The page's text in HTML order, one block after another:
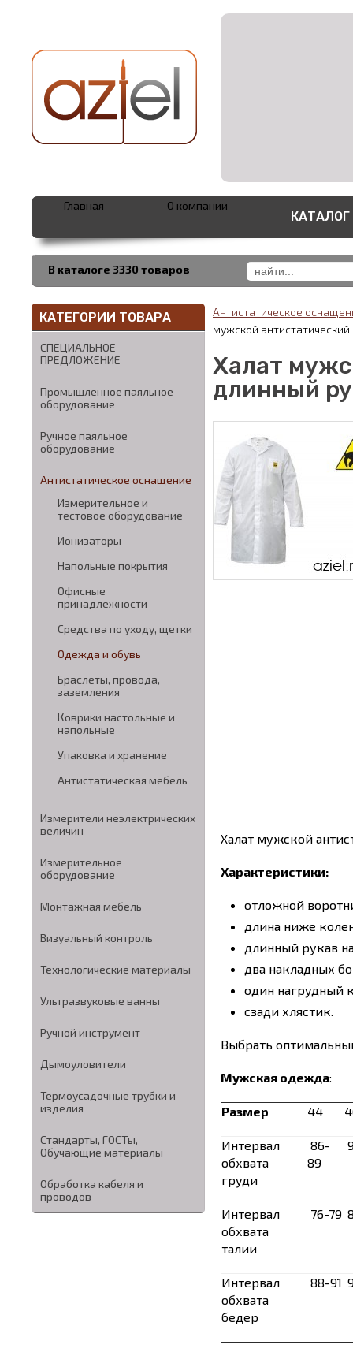
В каталоге 3330 товаров
Главная О компании
КАТАЛОГ
КАТЕГОРИИ ТОВАРА
СПЕЦИАЛЬНОЕ
ПРЕДЛОЖЕНИЕ
Промышленное паяльное
оборудование
Ручное паяльное
оборудование
Антистатическое оснащение
Измерительное и
тестовое оборудование
Ионизаторы
Напольные покрытия
Офисные
принадлежности
Средства по уходу, щетки
Одежда и обувь
Браслеты, провода,
заземления
Коврики настольные и
напольные
Упаковка и хранение
Антистатическая мебель
Измерители неэлектрических
величин
Измерительное
оборудование
Монтажная мебель
Визуальный контроль
Технологические материалы
Ультразвуковые ванны
Ручной инструмент
Дымоуловители
Термоусадочные трубки и
изделия
Стандарты, ГОСТы,
Обучающие материалы
Обработка кабеля и
проводов
Антистатическое
мужской
Халат
длинный
Халат мужской
Характеристики:
отложной
длина ниже
длинный рукав
два накладных
один нагрудный
сзади хлястик.
Выбрать
Мужская одежда:
Размер 44
Интервал
обхвата
груди
86-
89
Интервал
обхвата
талии
76-79
Интервал
обхвата
бедер
88-91